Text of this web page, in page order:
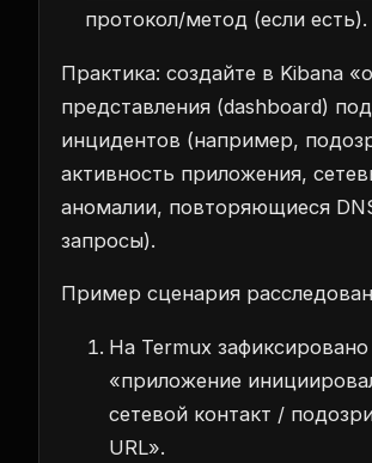
протокол/метод (если есть).
Практика: создайте в Kibana
представления (dashboard)
инцидентов (например,
активность приложения,
аномалии, повторяющиеся
запросы).
Пример сценария
На Termux
«приложение
сетевой контакт /
URL».